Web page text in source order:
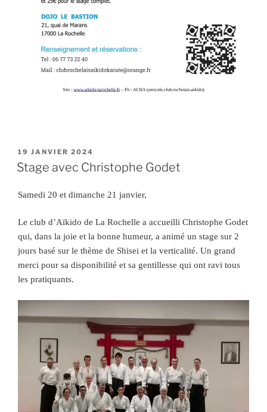
PUBLIÉ
LE
19 JANVIER 2024
Stage avec Christophe Godet
Samedi 20 et dimanche 21 janvier,
Le club d’Aïkido de La Rochelle a accueilli Christophe Godet
qui, dans la joie et la bonne humeur, a animé un stage sur 2
jours basé sur le thème de Shisei et la verticalité. Un grand
merci pour sa disponibilité et sa gentillesse qui ont ravi tous
les pratiquants.